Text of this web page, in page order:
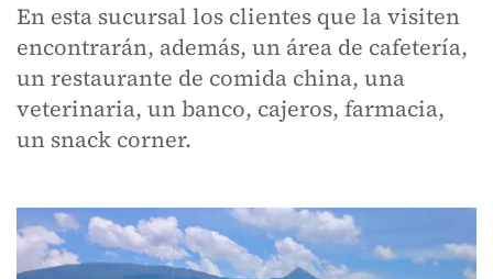
En esta sucursal los clientes que la visiten
encontrarán, además, un área de cafetería,
un restaurante de comida china, una
veterinaria, un banco, cajeros, farmacia,
un snack corner.